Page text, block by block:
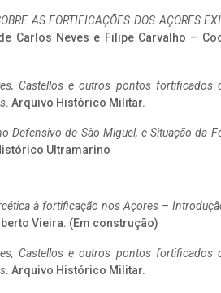
AS FORTIFICAÇÕES DOS AÇORES
Carlos Neves e Filipe Carvalho –
Castellos e outros pontos fortificados
. Arquivo Histórico Militar.
Defensivo de São Miguel, e Situação da
Ultramarino
à fortificação nos Açores –
Vieira. (Em construção)
Castellos e outros pontos fortificados
. Arquivo Histórico Militar.